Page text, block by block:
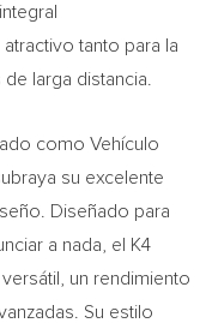
tanto para la
larga distancia.
como Vehículo
su excelente
Diseñado para
a nada, el K4
un rendimiento
Su estilo